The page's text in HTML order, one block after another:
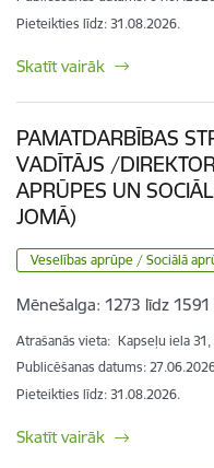
Pieteikties līdz: 31.08.2026.
Skatīt vairāk
PAMATDARBĪBAS
VADĪTĀJS /
APRŪPES UN
JOMĀ)
Veselības aprūpe / Sociālā
Mēnešalga: 1273 līdz 1591
Atrašanās vieta: Kapseļu iela 31,
Publicēšanas datums:
Pieteikties līdz: 31.08.2026.
Skatīt vairāk